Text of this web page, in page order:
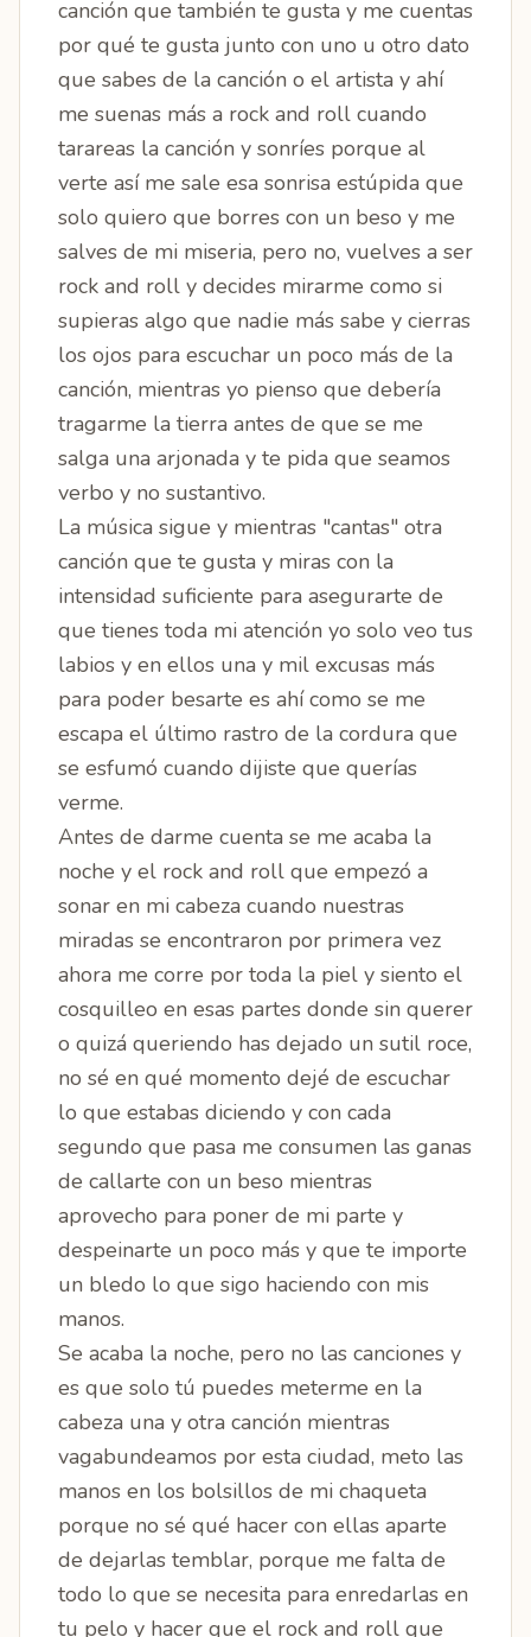
canción que también te gusta y me cuentas
por qué te gusta junto con uno u otro dato
que sabes de la canción o el artista y ahí
me suenas más a rock and roll cuando
tarareas la canción y sonríes porque al
verte así me sale esa sonrisa estúpida que
solo quiero que borres con un beso y me
salves de mi miseria, pero no, vuelves a ser
rock and roll y decides mirarme como si
supieras algo que nadie más sabe y cierras
los ojos para escuchar un poco más de la
canción, mientras yo pienso que debería
tragarme la tierra antes de que se me
salga una arjonada y te pida que seamos
verbo y no sustantivo.
La música sigue y mientras "cantas" otra
canción que te gusta y miras con la
intensidad suficiente para asegurarte de
que tienes toda mi atención yo solo veo tus
labios y en ellos una y mil excusas más
para poder besarte es ahí como se me
escapa el último rastro de la cordura que
se esfumó cuando dijiste que querías
verme.
Antes de darme cuenta se me acaba la
noche y el rock and roll que empezó a
sonar en mi cabeza cuando nuestras
miradas se encontraron por primera vez
ahora me corre por toda la piel y siento el
cosquilleo en esas partes donde sin querer
o quizá queriendo has dejado un sutil roce,
no sé en qué momento dejé de escuchar
lo que estabas diciendo y con cada
segundo que pasa me consumen las ganas
de callarte con un beso mientras
aprovecho para poner de mi parte y
despeinarte un poco más y que te importe
un bledo lo que sigo haciendo con mis
manos.
Se acaba la noche, pero no las canciones y
es que solo tú puedes meterme en la
cabeza una y otra canción mientras
vagabundeamos por esta ciudad, meto las
manos en los bolsillos de mi chaqueta
porque no sé qué hacer con ellas aparte
de dejarlas temblar, porque me falta de
todo lo que se necesita para enredarlas en
tu pelo y hacer que el rock and roll que